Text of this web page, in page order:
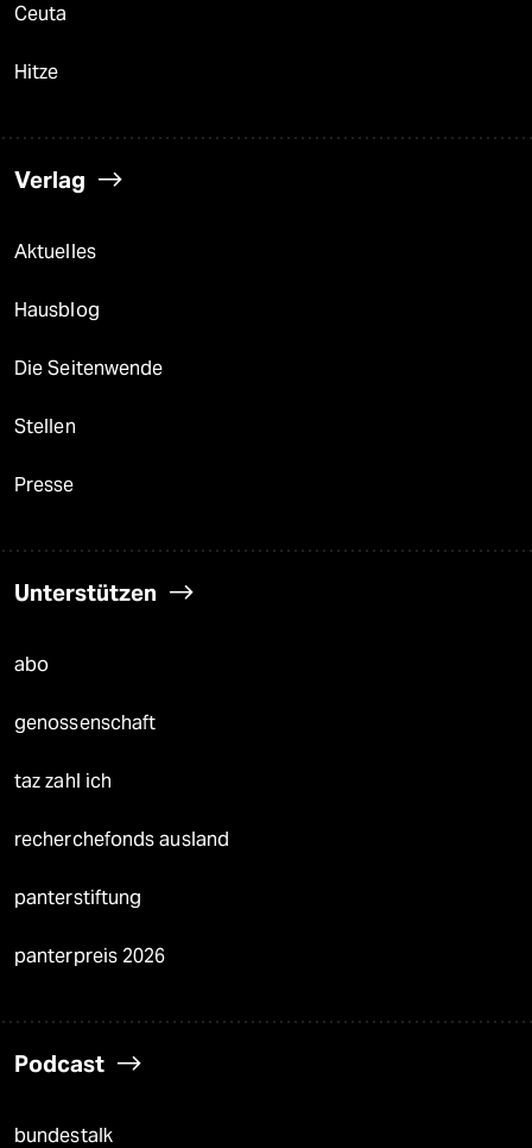
Ceuta
Hitze
Verlag
Aktuelles
Hausblog
Die Seitenwende
Stellen
Presse
Unterstützen
abo
genossenschaft
taz zahl ich
recherchefonds ausland
panterstiftung
panterpreis 2026
Podcast
bundestalk